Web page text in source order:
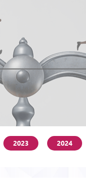
2023 2024